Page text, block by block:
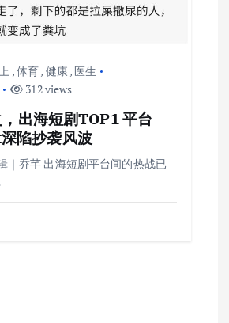
,体育, 健康, 医生
312 views
出海短剧TOP1 平台
陷抄袭风波
｜乔芊 出海短剧平台间的热战已